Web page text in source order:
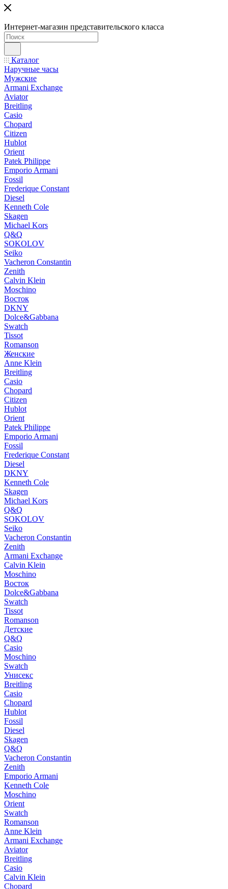
Интернет-магазин представительского класса
Каталог
Наручные часы
Мужские
Armani Exchange
Aviator
Breitling
Casio
Chopard
Citizen
Hublot
Orient
Patek Philippe
Emporio Armani
Fossil
Frederique Constant
Diesel
Kenneth Cole
Skagen
Michael Kors
Q&Q
SOKOLOV
Seiko
Vacheron Constantin
Zenith
Calvin Klein
Moschino
Восток
DKNY
Dolce&Gabbana
Swatch
Tissot
Romanson
Женские
Anne Klein
Breitling
Casio
Chopard
Citizen
Hublot
Orient
Patek Philippe
Emporio Armani
Fossil
Frederique Constant
Diesel
DKNY
Kenneth Cole
Skagen
Michael Kors
Q&Q
SOKOLOV
Seiko
Vacheron Constantin
Zenith
Armani Exchange
Calvin Klein
Moschino
Восток
Dolce&Gabbana
Swatch
Tissot
Romanson
Детские
Q&Q
Casio
Moschino
Swatch
Унисекс
Breitling
Casio
Chopard
Hublot
Fossil
Diesel
Skagen
Q&Q
Vacheron Constantin
Zenith
Emporio Armani
Kenneth Cole
Moschino
Orient
Swatch
Romanson
Anne Klein
Armani Exchange
Aviator
Breitling
Casio
Calvin Klein
Chopard